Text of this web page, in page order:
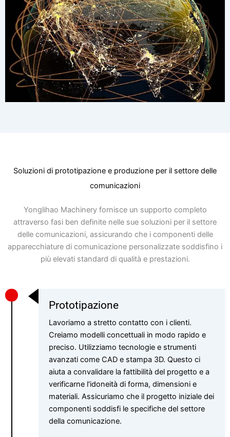
Soluzioni di prototipazione e produzione per il settore delle
comunicazioni
Yonglihao Machinery fornisce un supporto completo
attraverso fasi ben definite nelle sue soluzioni per il settore
delle comunicazioni, assicurando che i componenti delle
apparecchiature di comunicazione personalizzate soddisfino i
più elevati standard di qualità e prestazioni.
Prototipazione
Lavoriamo a stretto contatto con i clienti.
Creiamo modelli concettuali in modo rapido e
preciso. Utilizziamo tecnologie e strumenti
avanzati come CAD e stampa 3D. Questo ci
aiuta a convalidare la fattibilità del progetto e a
verificarne l'idoneità di forma, dimensioni e
materiali. Assicuriamo che il progetto iniziale dei
componenti soddisfi le specifiche del settore
della comunicazione.